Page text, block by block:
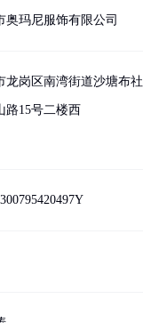
奥玛尼服饰有限公司
龙岗区南湾街道沙塘布社
路15号二楼西